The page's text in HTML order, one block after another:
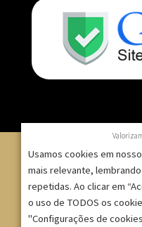
© 2007 – 2025 –
Japi, 1332 –
Usamos cookies em
mais relevante,
repetidas. Ao clicar em
o uso de TODOS os
"Configurações de